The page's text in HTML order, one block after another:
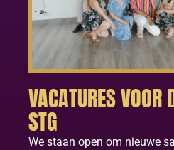
VACATURES VOOR
STG
We staan open om nieuwe